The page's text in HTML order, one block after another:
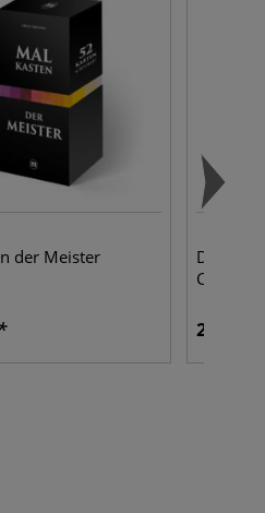
der Meister
Das
Collagen
24,00 €